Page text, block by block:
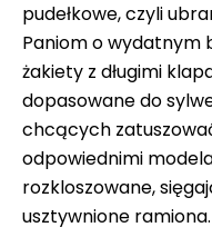
pudełkowe, czyli
Paniom o wydatnym
żakiety z długimi
dopasowane do
chcących
odpowiednimi
rozkloszowane,
usztywnione ramiona.